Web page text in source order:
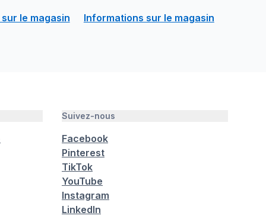
le magasin Informations sur le magasin
Suivez-nous
Facebook
Pinterest
TikTok
YouTube
Instagram
LinkedIn